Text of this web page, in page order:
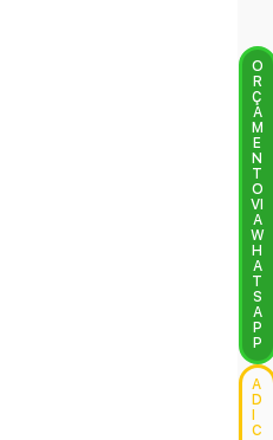
O
R
Ç
A
M
E
N
T
O
VI
A
W
H
A
T
S
A
P
P
A
D
C